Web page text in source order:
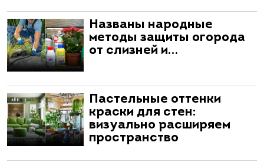
Названы народные
методы защиты огорода
от слизней и…
Пастельные оттенки
краски для стен:
визуально расширяем
пространство